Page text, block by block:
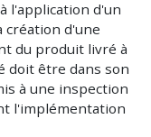
l'application d'un
création d'une
du produit livré à
doit être dans son
à une inspection
l'implémentation